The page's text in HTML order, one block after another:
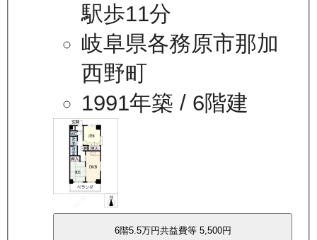
駅歩11分
岐阜県各務原市那加
西野町
1991年築 / 6階建
6階5.5万円共益費等 5,500円